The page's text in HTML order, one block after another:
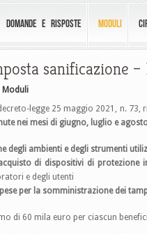
DOMANDE E RISPOSTE MODULI
sanificazione
Moduli
legge 25 maggio 2021, n. 73,
nei mesi di giugno, luglio e
degli ambienti e degli strumenti
di dispositivi di protezione
e degli utenti
per la somministrazione dei
di 60 mila euro per ciascun